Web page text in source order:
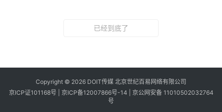
已经到底了
Copyright © 2026 DOIT传媒 北京世纪百易网络有限公司
京ICP证101168号 | 京ICP备12007866号-14
京公网安备 11010502032764
号